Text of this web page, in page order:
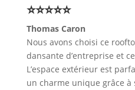
⭐⭐⭐⭐⭐
Thomas Caron
Nous avons choisi ce
dansante d’entreprise et
L’espace extérieur est
un charme unique grâce à